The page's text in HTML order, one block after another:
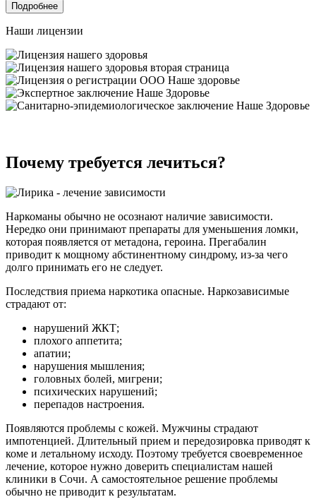
Подробнее
Наши лицензии
Почему требуется лечиться?
Наркоманы обычно не осознают наличие зависимости.
Нередко они принимают препараты для уменьшения ломки,
которая появляется от метадона, героина. Прегабалин
приводит к мощному абстинентному синдрому, из-за чего
долго принимать его не следует.
Последствия приема наркотика опасные. Наркозависимые
страдают от:
нарушений ЖКТ;
плохого аппетита;
апатии;
нарушения мышления;
головных болей, мигрени;
психических нарушений;
перепадов настроения.
Появляются проблемы с кожей. Мужчины страдают
импотенцией. Длительный прием и передозировка приводят к
коме и летальному исходу. Поэтому требуется своевременное
лечение, которое нужно доверить специалистам нашей
клиники в Сочи. А самостоятельное решение проблемы
обычно не приводит к результатам.